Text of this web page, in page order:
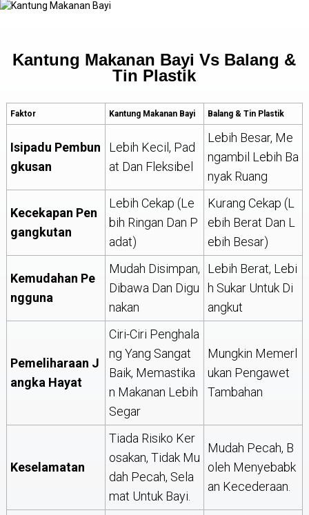
Kantung Makanan Bayi Vs Balang &
Tin Plastik
Faktor Kantung Makanan Bayi Balang & Tin Plastik
Isipadu Pembun
Gkusan
Lebih Kecil, Pad
At Dan Fleksibel
Lebih Besar, Me
Ngambil Lebih Ba
Nyak Ruang
Kecekapan Pen
Gangkutan
Lebih Cekap (le
Bih Ringan Dan P
Adat)
Kurang Cekap (l
Ebih Berat Dan L
Ebih Besar)
Kemudahan Pe
Ngguna
Mudah Disimpan,
Dibawa Dan Digu
Nakan
Lebih Berat, Lebi
H Sukar Untuk Di
Angkut
Pemeliharaan J
Angka Hayat
Ciri-Ciri Penghala
Ng Yang Sangat
Baik, Memastika
N Makanan Lebih
Segar
Mungkin Memerl
Ukan Pengawet
Tambahan
Keselamatan
Tiada Risiko Ker
Osakan, Tidak Mu
Dah Pecah, Sela
Mat Untuk Bayi.
Mudah Pecah, B
Oleh Menyebabk
An Kecederaan.